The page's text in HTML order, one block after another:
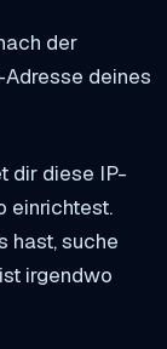
der
deines
dir diese IP-
einrichtest.
hast, suche
irgendwo